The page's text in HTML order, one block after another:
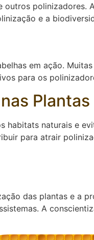
polinizadores.
e a
em ação.
para os
Plantas
habitats naturais e
para atrair
das plantas e a
A